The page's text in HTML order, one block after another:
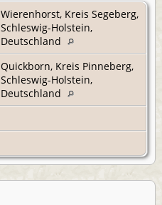
Wierenhorst, Kreis Segeberg,
Schleswig-Holstein,
Deutschland
Quickborn, Kreis Pinneberg,
Schleswig-Holstein,
Deutschland